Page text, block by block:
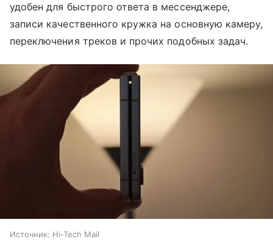
удобен для быстрого ответа в мессенджере,
записи качественного кружка на основную камеру,
переключения треков и прочих подобных задач.
Источник: Hi-Tech Mail